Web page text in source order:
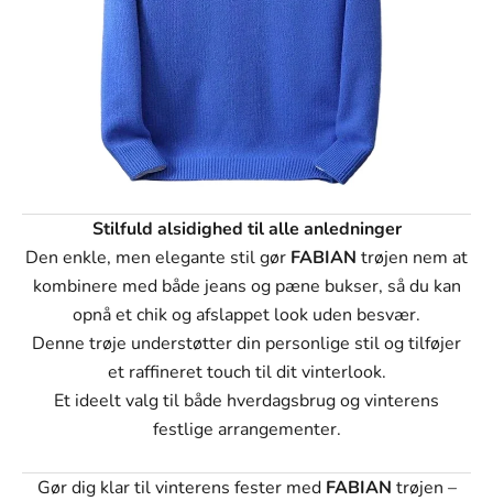
Stilfuld alsidighed til alle anledninger
Den enkle, men elegante stil gør FABIAN trøjen nem at
kombinere med både jeans og pæne bukser, så du kan
opnå et chik og afslappet look uden besvær.
Denne trøje understøtter din personlige stil og tilføjer
et raffineret touch til dit vinterlook.
Et ideelt valg til både hverdagsbrug og vinterens
festlige arrangementer.
Gør dig klar til vinterens fester med FABIAN trøjen –